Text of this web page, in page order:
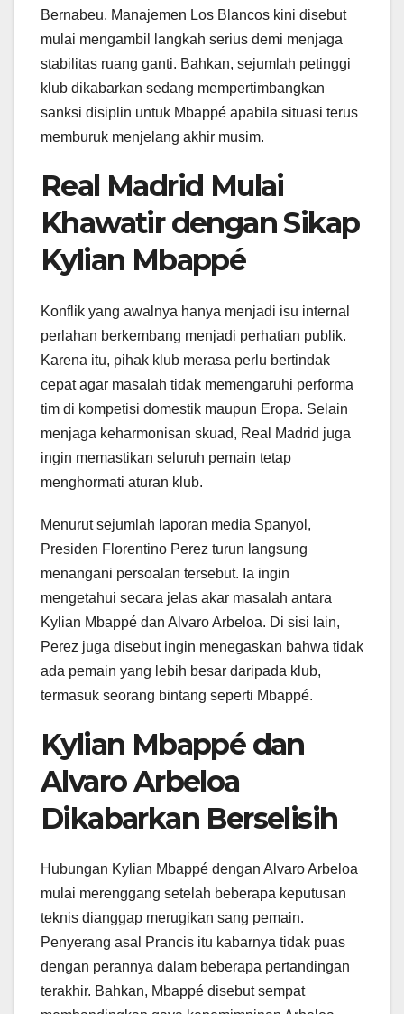
Bernabeu. Manajemen Los Blancos kini disebut
mulai mengambil langkah serius demi menjaga
stabilitas ruang ganti. Bahkan, sejumlah petinggi
klub dikabarkan sedang mempertimbangkan
sanksi disiplin untuk Mbappé apabila situasi terus
memburuk menjelang akhir musim.
Real Madrid Mulai
Khawatir dengan Sikap
Kylian Mbappé
Konflik yang awalnya hanya menjadi isu internal
perlahan berkembang menjadi perhatian publik.
Karena itu, pihak klub merasa perlu bertindak
cepat agar masalah tidak memengaruhi performa
tim di kompetisi domestik maupun Eropa. Selain
menjaga keharmonisan skuad, Real Madrid juga
ingin memastikan seluruh pemain tetap
menghormati aturan klub.
Menurut sejumlah laporan media Spanyol,
Presiden Florentino Perez turun langsung
menangani persoalan tersebut. Ia ingin
mengetahui secara jelas akar masalah antara
Kylian Mbappé dan Alvaro Arbeloa. Di sisi lain,
Perez juga disebut ingin menegaskan bahwa tidak
ada pemain yang lebih besar daripada klub,
termasuk seorang bintang seperti Mbappé.
Kylian Mbappé dan
Alvaro Arbeloa
Dikabarkan Berselisih
Hubungan Kylian Mbappé dengan Alvaro Arbeloa
mulai merenggang setelah beberapa keputusan
teknis dianggap merugikan sang pemain.
Penyerang asal Prancis itu kabarnya tidak puas
dengan perannya dalam beberapa pertandingan
terakhir. Bahkan, Mbappé disebut sempat